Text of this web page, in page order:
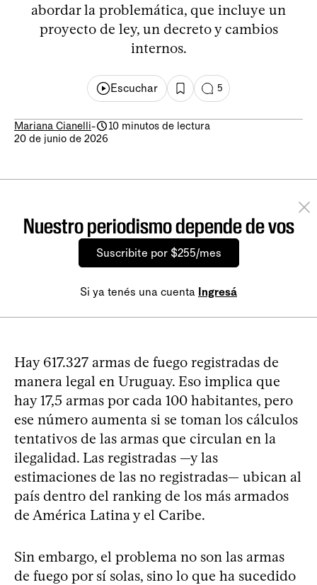
abordar la problemática, que incluye un
proyecto de ley, un decreto y cambios
internos.
Escuchar 5
Mariana Cianelli-
10 minutos de lectura
20 de junio de 2026
Nuestro periodismo depende de vos
Suscribite por $255/mes
Si ya tenés una cuenta Ingresá
Hay 617.327 armas de fuego registradas de
manera legal en Uruguay. Eso implica que
hay 17,5 armas por cada 100 habitantes, pero
ese número aumenta si se toman los cálculos
tentativos de las armas que circulan en la
ilegalidad. Las registradas —y las
estimaciones de las no registradas— ubican al
país dentro del ranking de los más armados
de América Latina y el Caribe.
Sin embargo, el problema no son las armas
de fuego por sí solas, sino lo que ha sucedido